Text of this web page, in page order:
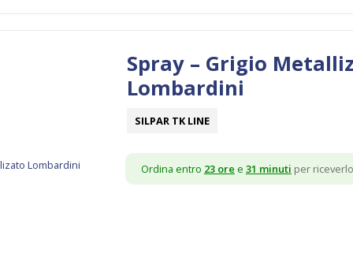
SILPAR TK LINE
Spray – Grigio
Lombardini
Ordina entro 23 ore e 31 minuti per